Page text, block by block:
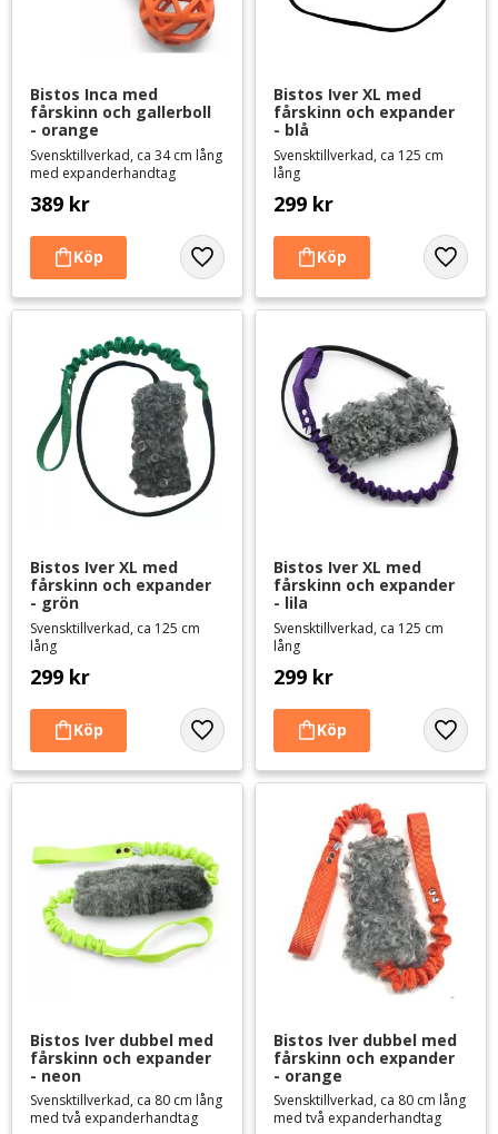
Bistos Inca med
fårskinn och gallerboll
- orange
Svensktillverkad, ca 34 cm lång
med expanderhandtag
389 kr
Lägg till i favoriter
Bistos Iver XL med
fårskinn och expander
- blå
Svensktillverkad, ca 125 cm
lång
299 kr
Lägg
Bistos Iver XL med
fårskinn och expander
- grön
Svensktillverkad, ca 125 cm
lång
299 kr
Lägg till i favoriter
Bistos Iver XL med
fårskinn och expander
- lila
Svensktillverkad, ca 125 cm
lång
299 kr
Lägg
Bistos Iver dubbel med
fårskinn och expander
- neon
Svensktillverkad, ca 80 cm lång
med två expanderhandtag
Bistos Iver dubbel med
fårskinn och expander
- orange
Svensktillverkad, ca 80 cm lång
med två expanderhandtag